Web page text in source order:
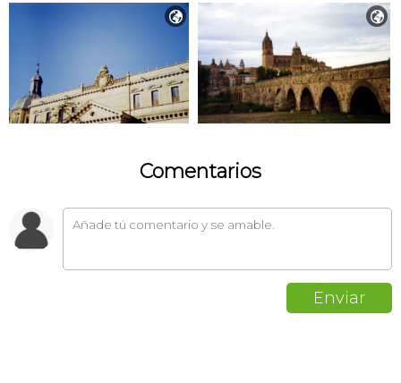
 
Comentarios